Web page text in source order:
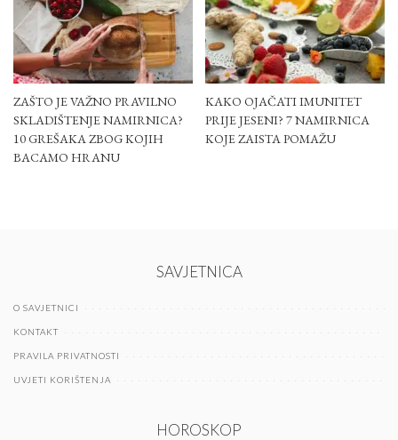
ZAŠTO JE VAŽNO PRAVILNO
SKLADIŠTENJE NAMIRNICA?
10 GREŠAKA ZBOG KOJIH
BACAMO HRANU
KAKO OJAČATI IMUNITET
PRIJE JESENI? 7 NAMIRNICA
KOJE ZAISTA POMAŽU
SAVJETNICA
O SAVJETNICI
KONTAKT
PRAVILA PRIVATNOSTI
UVJETI KORIŠTENJA
HOROSKOP